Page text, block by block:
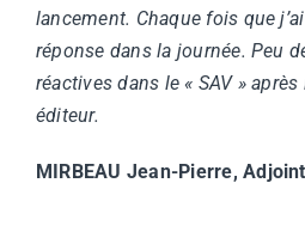
lancement. Chaque fois que
réponse dans la journée. Peu
réactives dans le « SAV »
éditeur.
MIRBEAU Jean-Pierre,